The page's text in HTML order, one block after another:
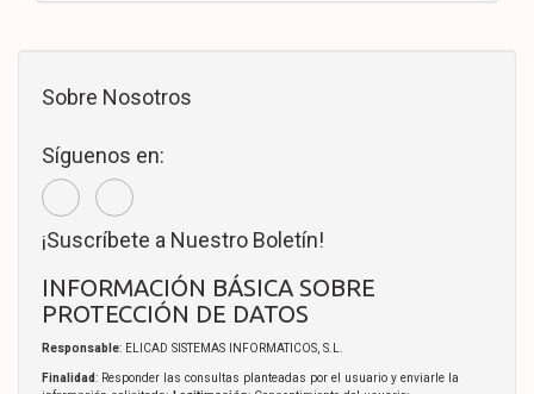
Sobre Nosotros
Síguenos en:
¡Suscríbete a Nuestro Boletín!
INFORMACIÓN BÁSICA SOBRE
PROTECCIÓN DE DATOS
Responsable: ELICAD SISTEMAS INFORMATICOS, S.L.
Finalidad: Responder las consultas planteadas por el usuario y enviarle la